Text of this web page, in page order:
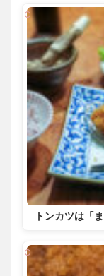
トンカツは「